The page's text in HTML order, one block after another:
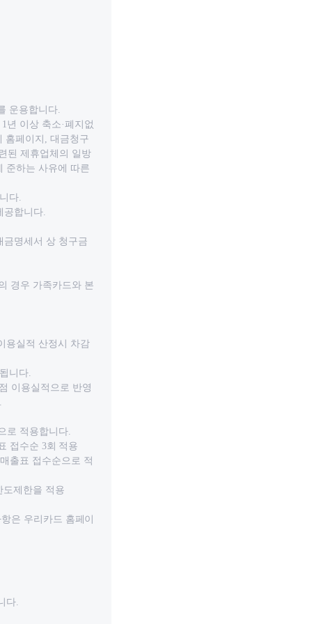
운용합니다.
년 이상 축소·폐지없
홈페이지, 대금청구
된 제휴업체의 일방
준하는 사유에 따른
다.
공합니다.
금명세서 상 청구금
경우 가족카드와 본
용실적 산정시 차감
니다.
이용실적으로 반영
로 적용합니다.
접수순 3회 적용
출표 접수순으로 적
도제한을 적용
은 우리카드 홈페이
다.